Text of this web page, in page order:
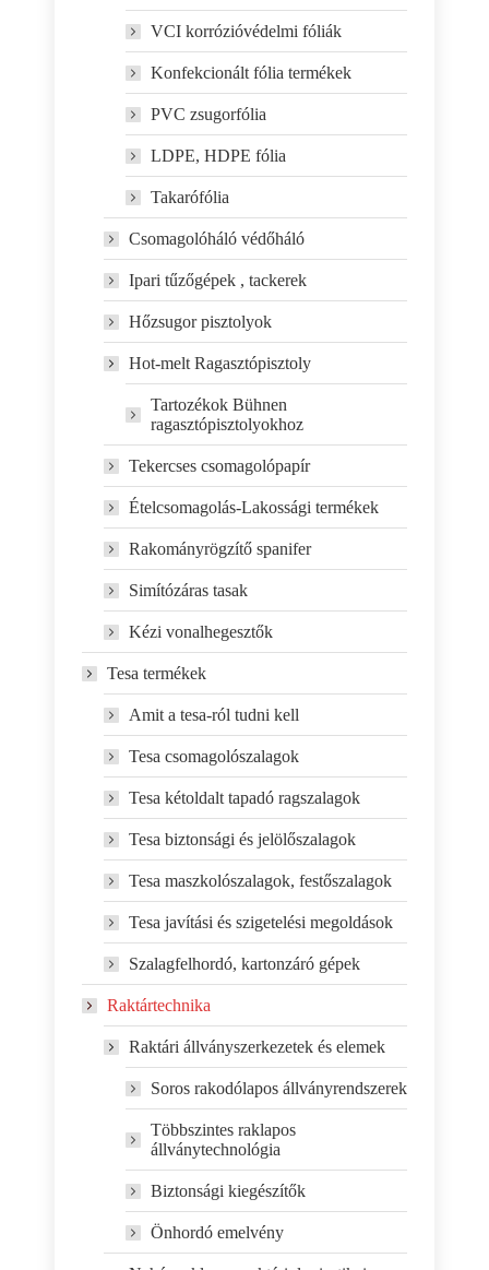
VCI korrózióvédelmi fóliák
Konfekcionált fólia termékek
PVC zsugorfólia
LDPE, HDPE fólia
Takarófólia
Csomagolóháló védőháló
Ipari tűzőgépek , tackerek
Hőzsugor pisztolyok
Hot-melt Ragasztópisztoly
Tartozékok Bühnen
ragasztópisztolyokhoz
Tekercses csomagolópapír
Ételcsomagolás-Lakossági termékek
Rakományrögzítő spanifer
Simítózáras tasak
Kézi vonalhegesztők
Tesa termékek
Amit a tesa-ról tudni kell
Tesa csomagolószalagok
Tesa kétoldalt tapadó ragszalagok
Tesa biztonsági és jelölőszalagok
Tesa maszkolószalagok, festőszalagok
Tesa javítási és szigetelési megoldások
Szalagfelhordó, kartonzáró gépek
Raktártechnika
Raktári állványszerkezetek és elemek
Soros rakodólapos állványrendszerek
Többszintes raklapos
állványtechnológia
Biztonsági kiegészítők
Önhordó emelvény